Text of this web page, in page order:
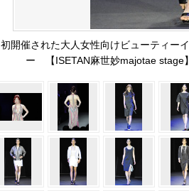
初開催された大人女性向けビューティー
ー 【ISETAN麻世妙majotae stage